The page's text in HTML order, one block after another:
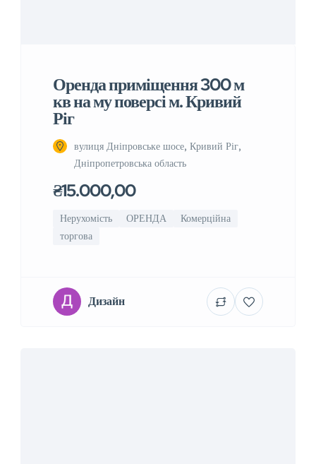
Оренда приміщення 300 м
кв на му поверсі м. Кривий
Ріг
вулиця Дніпровське шосе, Кривий Ріг,
Дніпропетровська область
₴15.000,00
Нерухомість ОРЕНДА
Комерційна
торгова
Дизайн